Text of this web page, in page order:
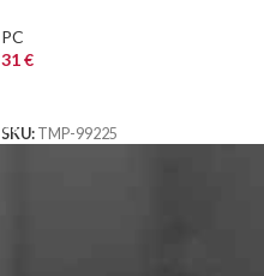
Refurbished PC
PC
31€
SKU: TMP-99225